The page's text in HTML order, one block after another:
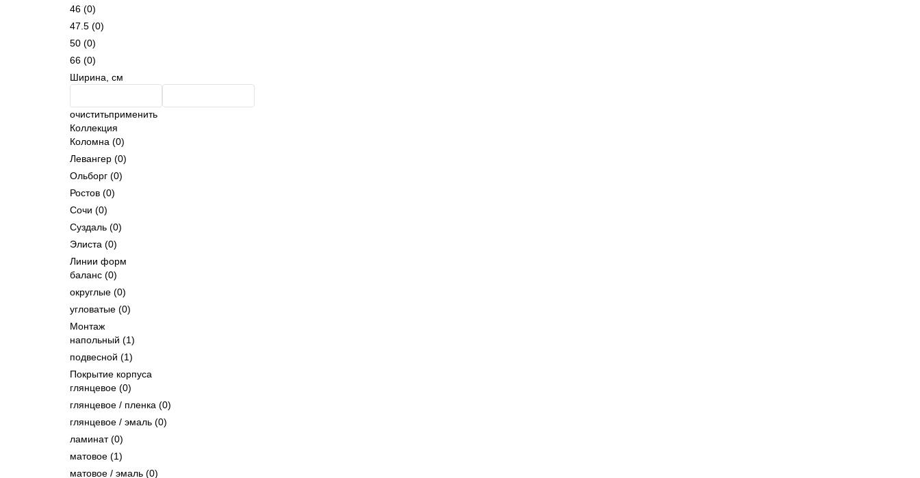
46 (0)
47.5 (0)
50 (0)
66 (0)
Ширина, см
очиститьприменить
Коллекция
Коломна (0)
Левангер (0)
Ольборг (0)
Ростов (0)
Сочи (0)
Суздаль (0)
Элиста (0)
Линии форм
баланс (0)
округлые (0)
угловатые (0)
Монтаж
напольный (1)
подвесной (1)
Покрытие корпуса
глянцевое (0)
глянцевое / пленка (0)
глянцевое / эмаль (0)
ламинат(0)
матовое (1)
матовое / эмаль (0)